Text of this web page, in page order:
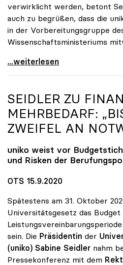
verwirklicht werden, betont
auch zu begrüßen, dass die
in der Vorbereitungsgruppe
Wissenschaftsministeriums
uniko steht Neugründung der
...weiterlesen
SEIDLER ZU
MEHRBEDARF:
ZWEIFEL AN
uniko weist vor
und Risken der
OTS 15.9.2020
Spätestens am 31. Oktober
Universitätsgesetz das
sein. Die Präsidentin der
(uniko) Sabine Seidler nahm
Pressekonferenz mit dem